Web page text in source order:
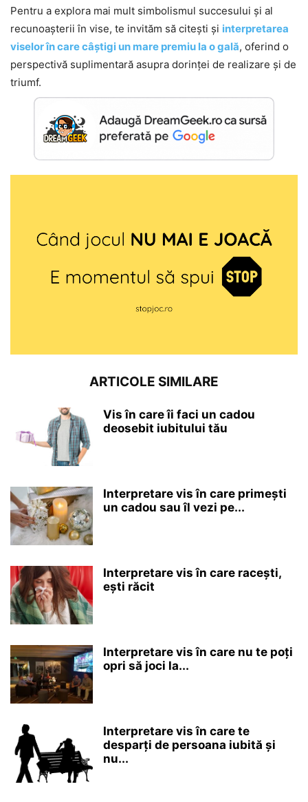
Pentru a explora mai mult simbolismul succesului și al
recunoașterii în vise, te invităm să citești și interpretarea
viselor în care câștigi un mare premiu la o gală, oferind o
perspectivă suplimentară asupra dorinței de realizare și de
triumf.
ARTICOLE SIMILARE
Vis în care îi faci un cadou
deosebit iubitului tău
Interpretare vis în care primești
un cadou sau îl vezi pe...
Interpretare vis în care racești,
ești răcit
Interpretare vis în care nu te poți
opri să joci la...
Interpretare vis în care te
desparți de persoana iubită și
nu...